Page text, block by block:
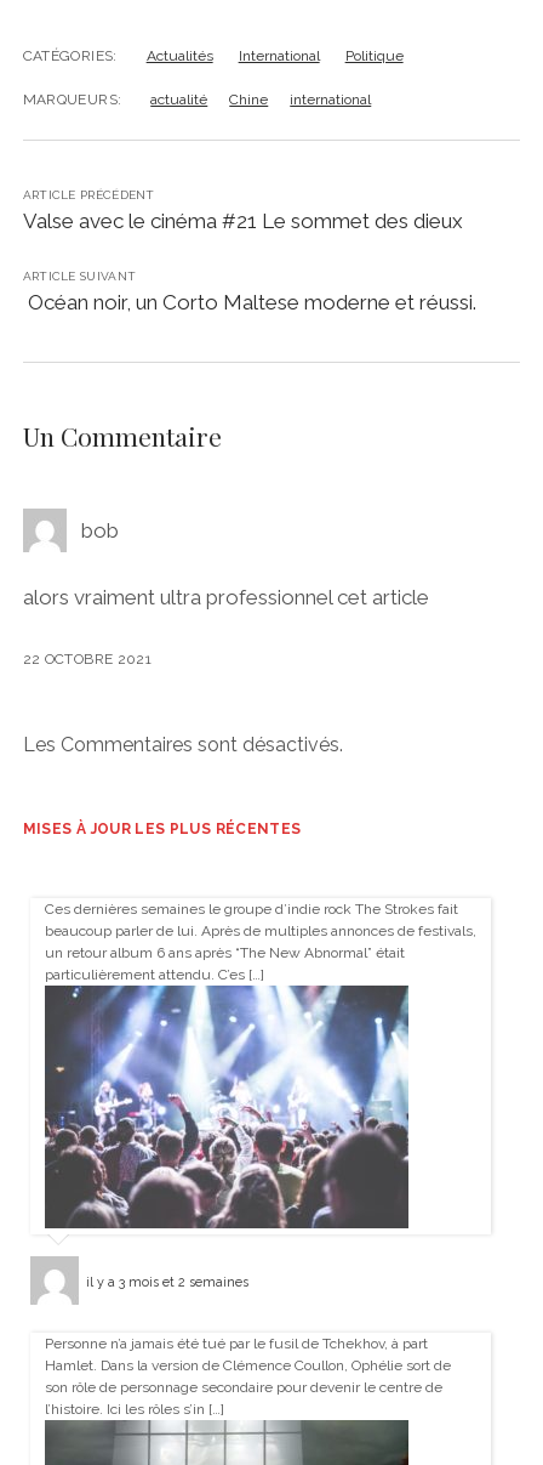
CATÉGORIES: Actualités International Politique
MARQUEURS: actualité Chine international
ARTICLE PRÉCÉDENT
Valse avec le cinéma #21 Le sommet des dieux
ARTICLE SUIVANT
Océan noir, un Corto Maltese moderne et réussi.
Un Commentaire
bob
alors vraiment ultra professionnel cet article
22 OCTOBRE 2021
Les Commentaires sont désactivés.
MISES À JOUR LES PLUS RÉCENTES
Ces dernières semaines le groupe d’indie rock The Strokes fait
beaucoup parler de lui. Après de multiples annonces de festivals,
un retour album 6 ans après “The New Abnormal” était
particulièrement attendu. C’es […]
il y a 3 mois et 2 semaines
Personne n’a jamais été tué par le fusil de Tchekhov, à part
Hamlet. Dans la version de Clémence Coullon, Ophélie sort de
son rôle de personnage secondaire pour devenir le centre de
l’histoire. Ici les rôles s’in […]